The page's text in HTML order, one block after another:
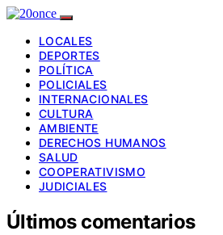
LOCALES
DEPORTES
POLÍTICA
POLICIALES
INTERNACIONALES
CULTURA
AMBIENTE
DERECHOS HUMANOS
SALUD
COOPERATIVISMO
JUDICIALES
Últimos comentarios